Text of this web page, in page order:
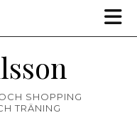
SHOPPING
TRÄNING